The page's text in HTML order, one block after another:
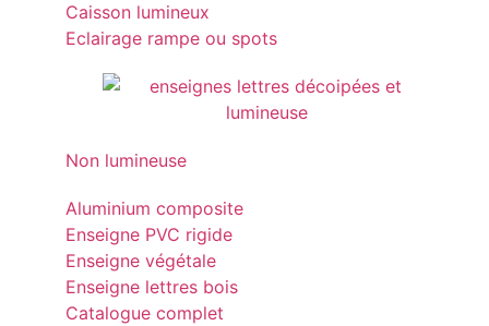
Caisson lumineux
Eclairage rampe ou spots
Non lumineuse
Aluminium composite
Enseigne PVC rigide
Enseigne végétale
Enseigne lettres bois
Catalogue complet